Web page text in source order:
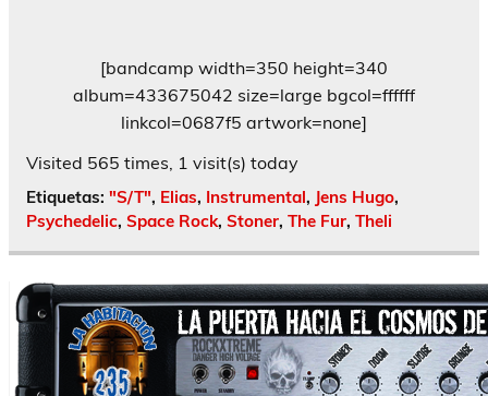
[bandcamp width=350 height=340
album=433675042 size=large bgcol=ffffff
linkcol=0687f5 artwork=none]
Visited 565 times, 1 visit(s) today
Etiquetas: "S/T", Elias, Instrumental, Jens Hugo,
Psychedelic, Space Rock, Stoner, The Fur, Theli